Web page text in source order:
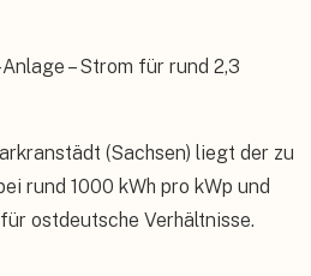
– Strom für rund 2,3
(Sachsen) liegt der zu
rund 1000 kWh pro kWp und
ostdeutsche Verhältnisse.